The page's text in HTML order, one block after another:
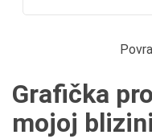
Grafička
mojoj blizini